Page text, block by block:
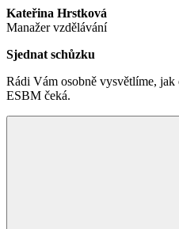
Kateřina Hrstková
Manažer vzdělávání
Sjednat schůzku
Rádi Vám osobně vysvětlíme, jak
ESBM čeká.